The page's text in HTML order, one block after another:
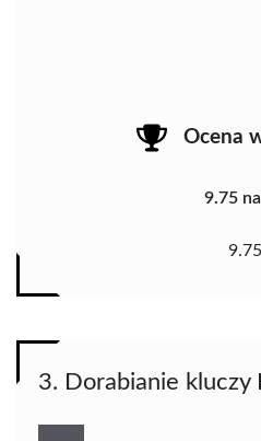
Ocena
9.75
9.75
3. Dorabianie kluczy